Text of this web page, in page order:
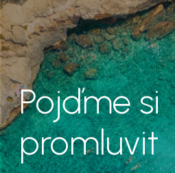
Pojďme si
promluvit